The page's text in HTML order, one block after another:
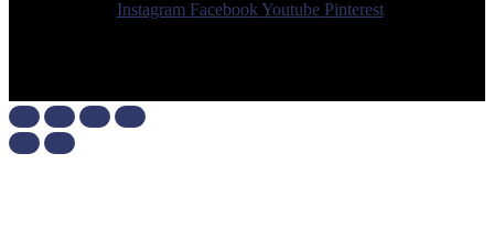
Instagram Facebook Youtube Pinterest